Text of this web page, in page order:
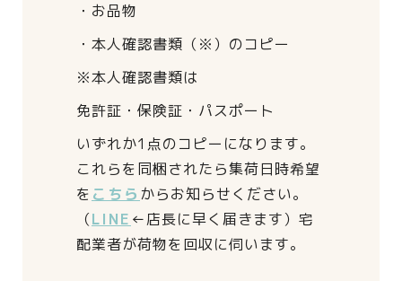
・お品物
・本人確認書類（※）のコピー
※本人確認書類は
免許証・保険証・パスポート
いずれか1点のコピーになります。
これらを同梱されたら集荷日時希望
を こちら からお知らせください。
（LINE ←店長に早く届きます） 宅
配業者が荷物を回収に伺います。